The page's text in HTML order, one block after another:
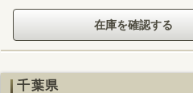
千葉県